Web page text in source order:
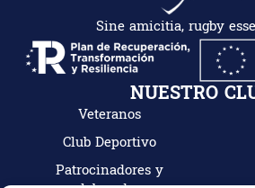
Sine amicitia, rugby
NUESTRO
Veteranos
Club Deportivo
Patrocinadores y